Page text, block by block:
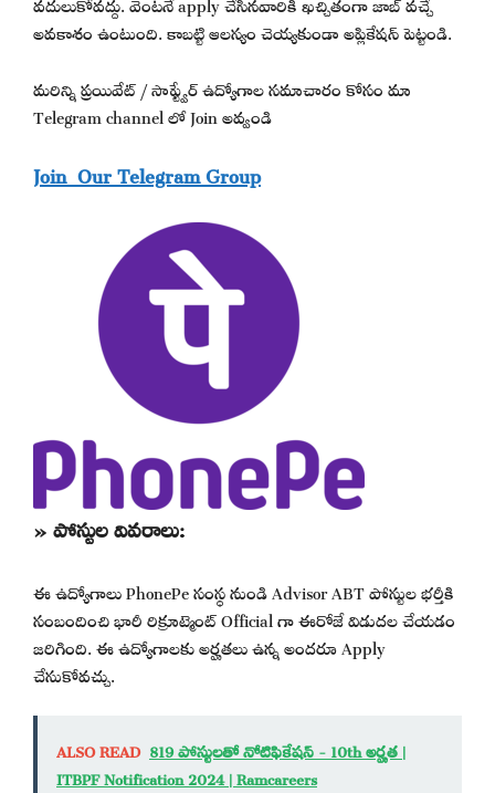
అవకాశం ఉంటుంది. కాబట్టి ఆలస్యం చెయ్యకుండా అప్లికేషన్ పెట్టండి.
మరిన్ని ప్రయివేట్ / సాఫ్ట్వేర్ ఉద్యోగాల సమాచారం కోసం మా
Telegram channel లో Join అవ్వండి
Join Our Telegram Group
» పోస్టుల వివరాలు:
ఈ ఉద్యోగాలు PhonePe సంస్థ నుండి Advisor ABT పోస్టుల భర్తీకి
సంబందించి భారీ రిక్రూట్మెంట్ Official గా ఈరోజే విడుదల చేయడం
జరిగింది. ఈ ఉద్యోగాలకు అర్హతలు ఉన్న అందరూ Apply
చేసుకోవచ్చు.
ALSO READ 819 పోస్టులతో నోటిఫికేషన్ - 10th అర్హత |
ITBPF Notification 2024 | Ramcareers